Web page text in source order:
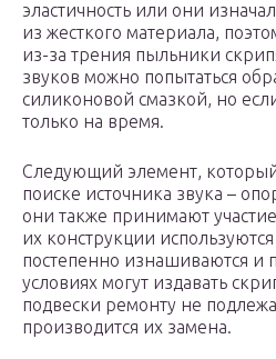
эластичность или они
из жесткого материала,
из-за трения пыльники
звуков можно попытаться
силиконовой смазкой, но
только на время.
Следующий элемент,
поиске источника звука –
они также принимают
их конструкции
постепенно изнашиваются и
условиях могут издавать
подвески ремонту не
производится их замена.